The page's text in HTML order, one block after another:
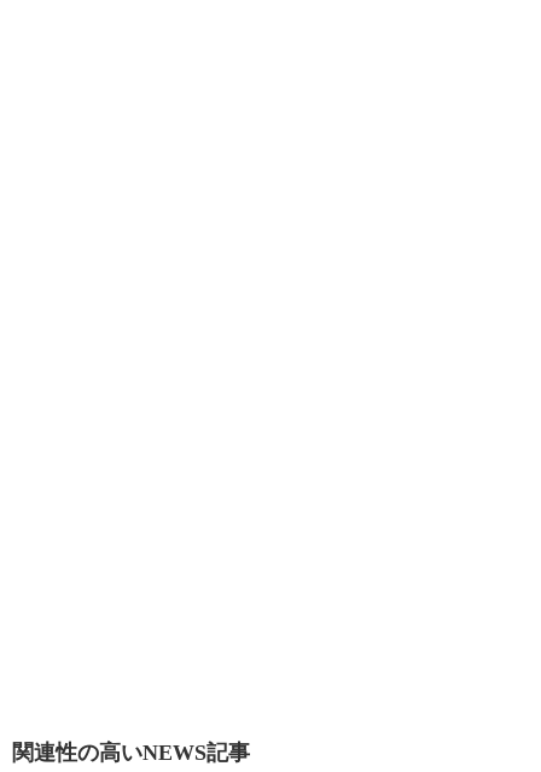
関連性の高いNEWS記事